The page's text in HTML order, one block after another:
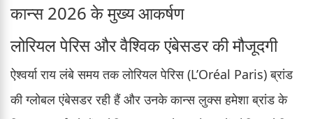
कान्स 2026 के मुख्य आकर्षण
लोरियल पेरिस और वैश्विक एंबेसडर की मौजूदगी
ऐश्वर्या राय लंबे समय तक लोरियल पेरिस (L’Oréal Paris) ब्रांड
की ग्लोबल एंबेसडर रही हैं और उनके कान्स लुक्स हमेशा ब्रांड के